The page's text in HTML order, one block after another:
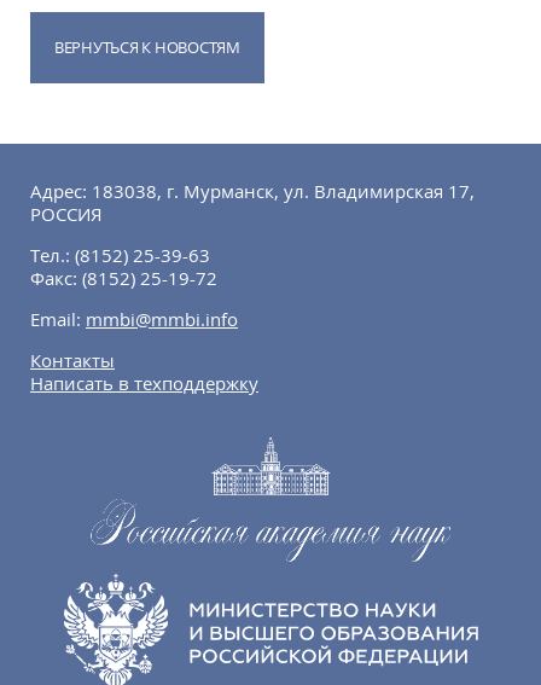
ВЕРНУТЬСЯ К НОВОСТЯМ
Адрес: 183038, г. Мурманск, ул. Владимирская 17,
РОССИЯ
Тел.: (8152) 25-39-63
Факс: (8152) 25-19-72
Email: mmbi@mmbi.info
Контакты
Написать в техподдержку